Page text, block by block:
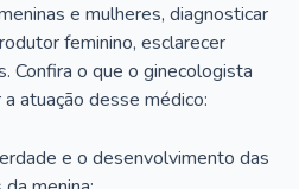
e mulheres, diagnosticar
feminino, esclarecer
Confira o que o ginecologista
atuação desse médico:
e o desenvolvimento das